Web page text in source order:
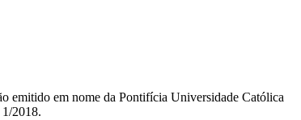
emitido em nome da Pontifícia Universidade Católica
2018.